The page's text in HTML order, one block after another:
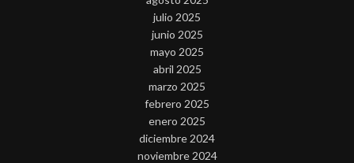
julio 2025
junio 2025
mayo 2025
abril 2025
marzo 2025
febrero 2025
enero 2025
diciembre 2024
noviembre 2024